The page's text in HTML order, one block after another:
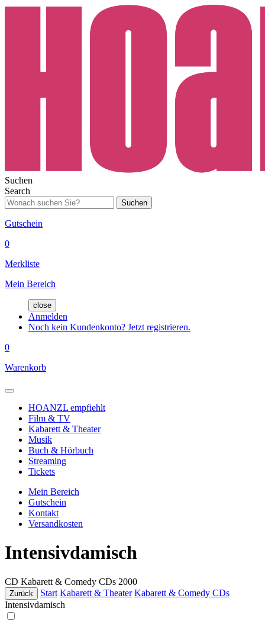
Suchen
Search
Suchen
Gutschein
0
Merkliste
Mein Bereich
close
Anmelden
Noch kein Kundenkonto? Jetzt registrieren.
0
Warenkorb
HOANZL empfiehlt
Film & TV
Kabarett & Theater
Musik
Buch & Hörbuch
Streaming
Tickets
Mein Bereich
Gutschein
Kontakt
Versandkosten
Intensivdamisch
CD Kabarett & Comedy CDs 2000
Zurück Start Kabarett & Theater Kabarett & Comedy CDs
Intensivdamisch